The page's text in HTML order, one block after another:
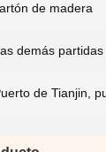
de madera
demás partidas
de Tianjin,